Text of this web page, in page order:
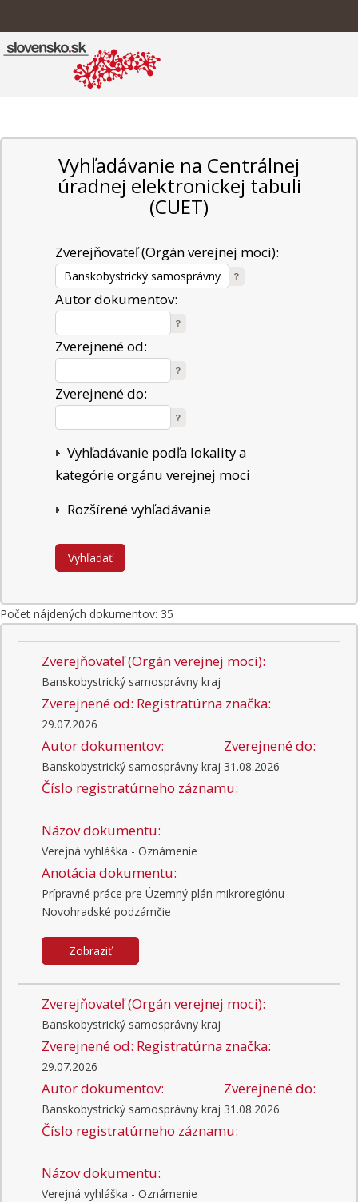
Vyhľadávanie na Centrálnej
úradnej elektronickej tabuli
(CUET)
Zverejňovateľ (Orgán verejnej moci):
Autor dokumentov:
Zverejnené od:
Zverejnené do:
Vyhľadávanie podľa lokality a
kategórie orgánu verejnej moci
Rozšírené vyhľadávanie
Počet nájdených dokumentov: 35
Zverejňovateľ (Orgán verejnej moci):
Banskobystrický samosprávny kraj
Zverejnené od:
29.07.2026
Registratúrna značka:
Autor dokumentov:
Banskobystrický samosprávny kraj
Zverejnené do:
31.08.2026
Číslo registratúrneho záznamu:
Názov dokumentu:
Verejná vyhláška - Oznámenie
Anotácia dokumentu:
Prípravné práce pre Územný plán mikroregiónu
Novohradské podzámčie
Zobraziť
Zverejňovateľ (Orgán verejnej moci):
Banskobystrický samosprávny kraj
Zverejnené od:
29.07.2026
Registratúrna značka:
Autor dokumentov:
Banskobystrický samosprávny kraj
Zverejnené do:
31.08.2026
Číslo registratúrneho záznamu:
Názov dokumentu:
Verejná vyhláška - Oznámenie